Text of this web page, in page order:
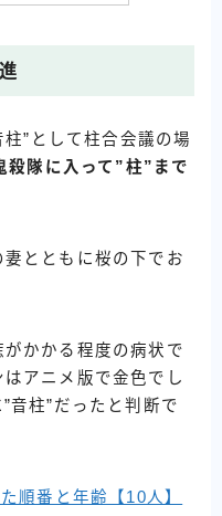
”として柱合会議の場
殺隊に入って”柱”まで
とともに桜の下でお
かかる程度の病状で
アニメ版で金色でし
音柱”だったと判断で
順番と年齢【10人】